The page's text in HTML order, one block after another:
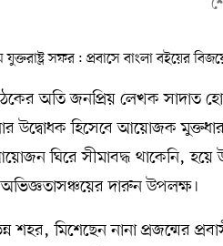
অতি জনপ্রিয় লেখক সাদাত
উদ্বােধক হিসেবে আয়োজক
ঘিরে সীমাবদ্ধ থাকেনি, হয়ে
দারুন উপলক্ষ।
মিশেছেন নানা প্রজন্মের